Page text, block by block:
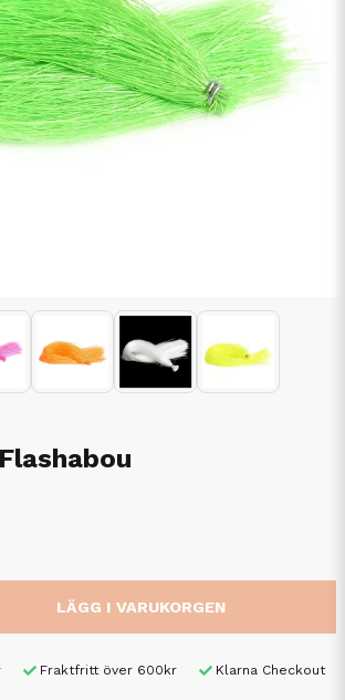
LÄGG I VARUKORGEN
Fraktfritt över 600kr Klarna Checkout